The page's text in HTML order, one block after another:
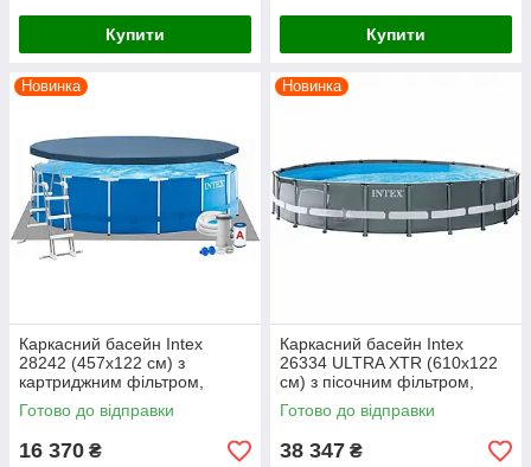
Купити Купити
Новинка
Каркасний басейн Intex
28242 (457х122 см) з
картриджним фільтром,
драбиною, підкладкою та
тентом
Готово до відправки
16 370 ₴
Новинка
Каркасний басейн Intex
26334 ULTRA XTR (610х122
см) з пісочним фільтром,
драбиною, підкладкою та
тентом
Готово до відправки
38 347 ₴